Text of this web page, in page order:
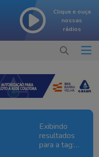
Clique e ouça
nossas
rádios
Exibindo
resultados
para a tag: